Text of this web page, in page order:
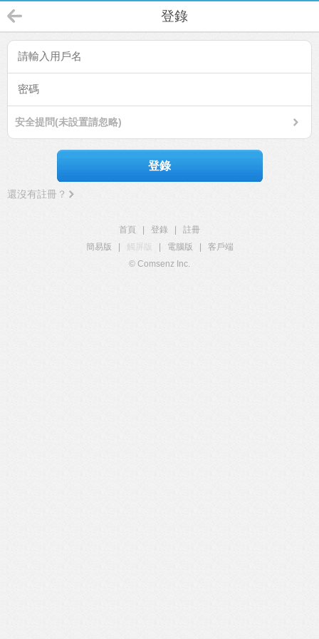
登錄
安全提問(未設置請忽略)
登錄
還沒有註冊？
首頁 登錄
註冊
簡易版
觸屏版 電腦版
客戶端
© Comsenz Inc.